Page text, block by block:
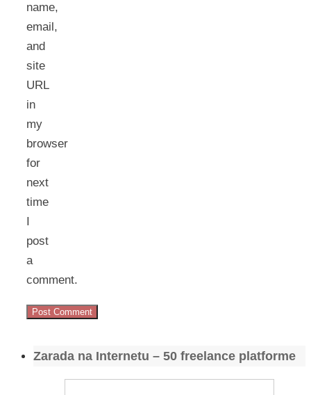
name,
email,
and
site
URL
in
my
browser
for
next
time
I
post
a
comment.
Zarada na Internetu – 50 freelance platforme